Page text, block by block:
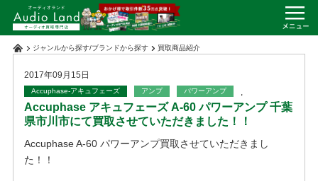
ジャンルから探す/ブランドから探す 買取商品紹介
2017年09月15日
Accuphase-アキュフェーズ アンプ ,
パワーアンプ
Accuphase アキュフェーズ A-60 パワーアンプ 千葉
県市川市にて買取させていただきました！！
Accuphase A-60 パワーアンプ買取させていただきまし
た！！